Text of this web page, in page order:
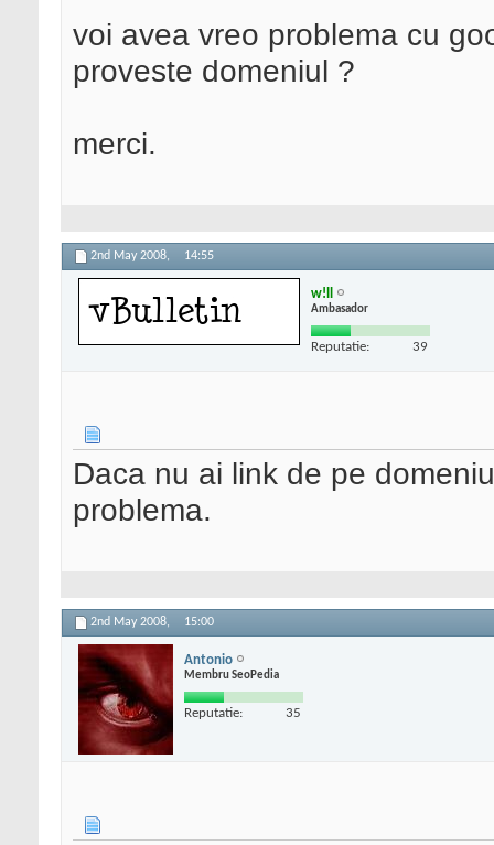
voi avea vreo problema cu
proveste domeniul ?
merci.
2nd May 2008, 14:55
w!ll
Ambasador
Reputatie: 39
Daca nu ai link de pe
problema.
2nd May 2008, 15:00
Antonio
Membru SeoPedia
Reputatie: 35